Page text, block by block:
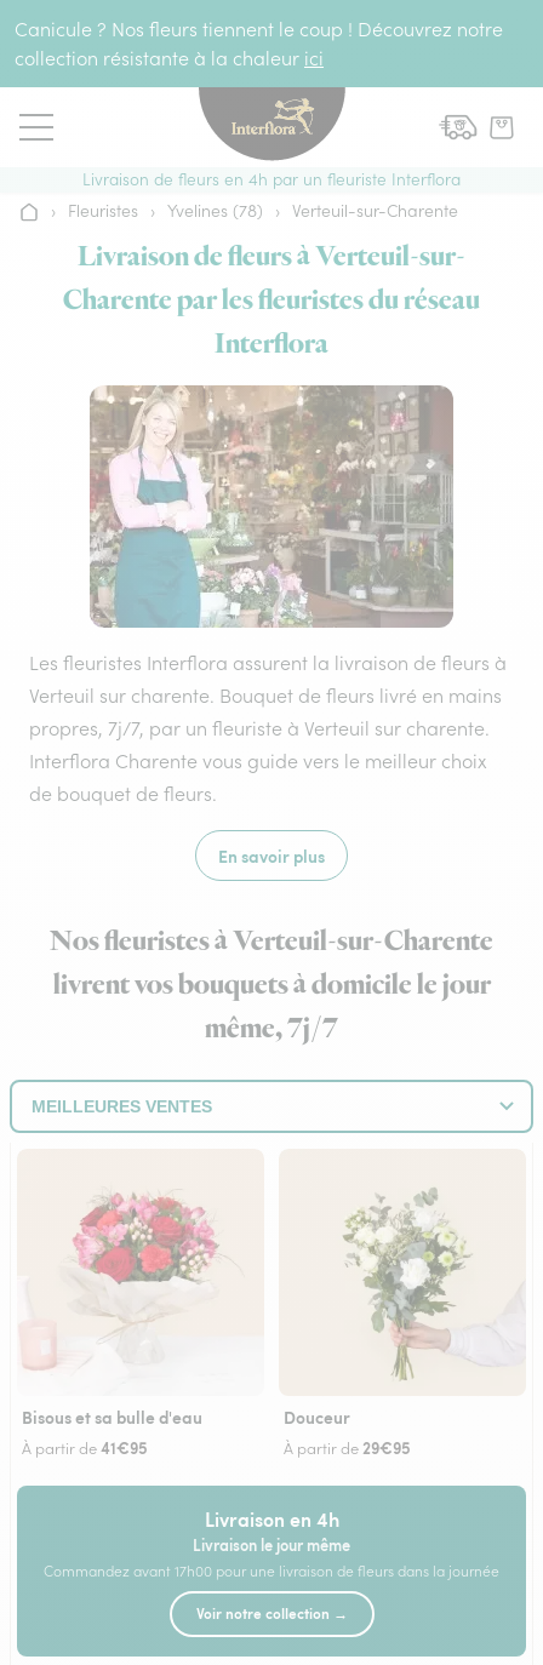
Canicule ? Nos fleurs tiennent le coup ! Découvrez notre
collection résistante à la chaleur ici
Livraison de fleurs en 4h par un fleuriste Interflora
Accueil
› Fleuristes › Yvelines (78) › Verteuil-sur-Charente
Livraison de fleurs à Verteuil-sur-
Charente par les fleuristes du réseau
Interflora
Les fleuristes Interflora assurent la livraison de fleurs à
Verteuil sur charente. Bouquet de fleurs livré en mains
propres, 7j/7, par un fleuriste à Verteuil sur charente.
Interflora Charente vous guide vers le meilleur choix
de bouquet de fleurs.
En savoir plus
Nos fleuristes à Verteuil-sur-Charente
livrent vos bouquets à domicile le jour
même, 7j/7
Bisous et sa bulle d'eau
À partir de41€95
Douceur
À partir de 29€95
Livraison en 4h
Livraison le jour même
Commandez avant 17h00 pour une livraison de fleurs dans la journée
Voir notre collection →